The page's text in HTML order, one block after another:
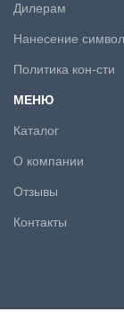
Дилерам
Нанесение
Политика кон-сти
МЕНЮ
Каталог
О компании
Отзывы
Контакты